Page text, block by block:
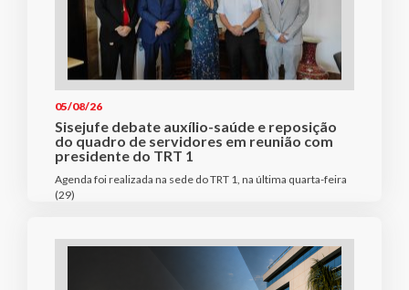
05/08/26
Sisejufe debate auxílio-saúde e reposição
do quadro de servidores em reunião com
presidente do TRT 1
Agenda foi realizada na sede do TRT 1, na última quarta-feira
(29)